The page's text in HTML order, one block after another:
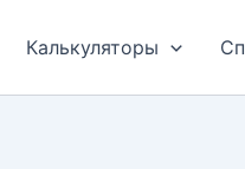
Калькуляторы